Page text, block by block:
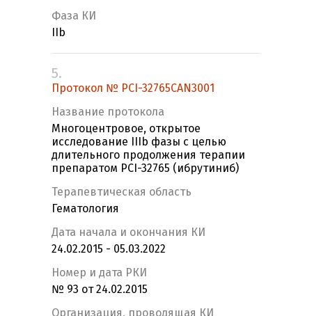
Фаза КИ
IIb
5.
Протокол № PCI-32765CAN3001
Название протокола
Многоцентровое, открытое
исследование IIIb фазы с целью
длительного продолжения терапии
препаратом PCI-32765 (ибрутиниб)
Терапевтическая область
Гематология
Дата начала и окончания КИ
24.02.2015 - 05.03.2022
Номер и дата РКИ
№ 93 от 24.02.2015
Организация, проводящая КИ